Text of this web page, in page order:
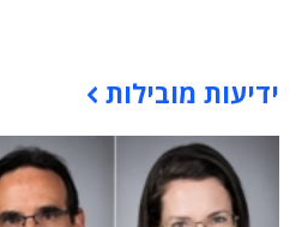
ידיעות מובילות